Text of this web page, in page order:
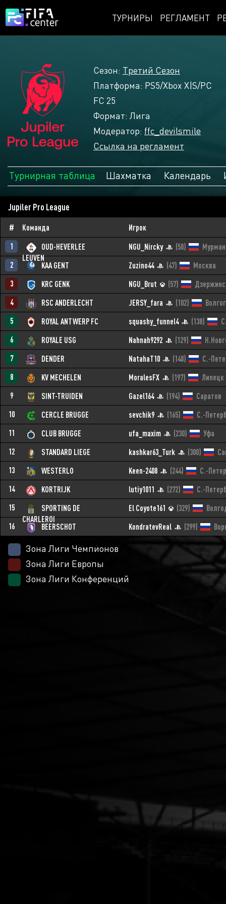
ТУРНИРЫ РЕГЛАМЕНТ
Сезон: Третий Сезон
Платформа: PS5/Xbox X|S/PC
FC 25
Формат: Лига
Модератор: ffc_devilsmile
Ссылка на регламент
Турнирная таблица Шахматка Календарь
Jupiler Pro League
# Команда Игрок
1
OUD-HEVERLEE
LEUVEN
NGU_Nircky (58)
2
KAA GENT Zuzino44 (47)
Москва
3
KRC GENK NGU_Brut (57)
4
RSC ANDERLECHT JERSY_fara (102)
5
ROYAL ANTWERP FC squashy_funnel4 (138)
6
ROYALE USG Nahnah9292 (129)
7
DENDER NatahaT10 (148)
С.-
8
KV MECHELEN MoralesFX (197)
Липецк
9
SINT-TRUIDEN Gazel164 (194)
Саратов
10
CERCLE BRUGGE sevchik9 (165)
С.-
11
CLUB BRUGGE ufa_maxim (230)
Уфа
12
STANDARD LIEGE kashkar63_Turk (300)
13
WESTERLO Keen-2408 (244)
С.-
14
KORTRIJK lutiy1011 (272)
С.-
15
SPORTING DE
CHARLEROI
El Coyote161 (329)
16
BEERSCHOT KondratevReal (299)
Зона Лиги Чемпионов
Зона Лиги Европы
Зона Лиги Конференций